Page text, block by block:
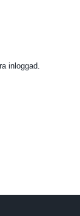
inloggad.